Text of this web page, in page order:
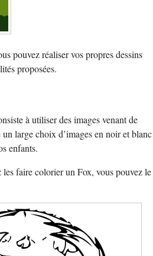
pouvez réaliser vos propres dessins
proposées.
à utiliser des images venant de
large choix d’images en noir et blanc
enfants.
les faire colorier un Fox, vous pouvez le